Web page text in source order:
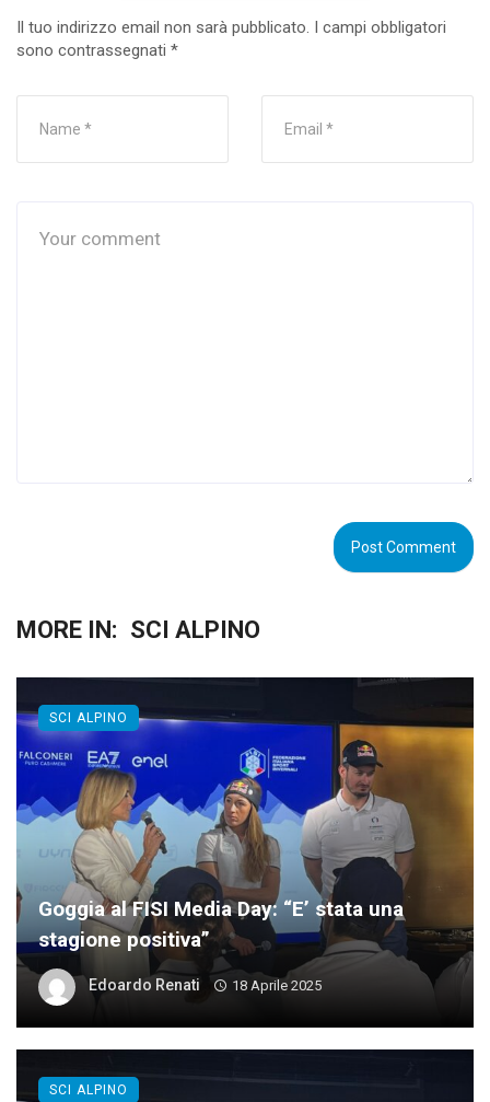
Il tuo indirizzo email non sarà pubblicato. I campi obbligatori
sono contrassegnati *
MORE IN: SCI ALPINO
Goggia al FISI Media Day: “E’ stata una
stagione positiva”
Edoardo Renati 18 Aprile 2025
SCI ALPINO
SCI ALPINO